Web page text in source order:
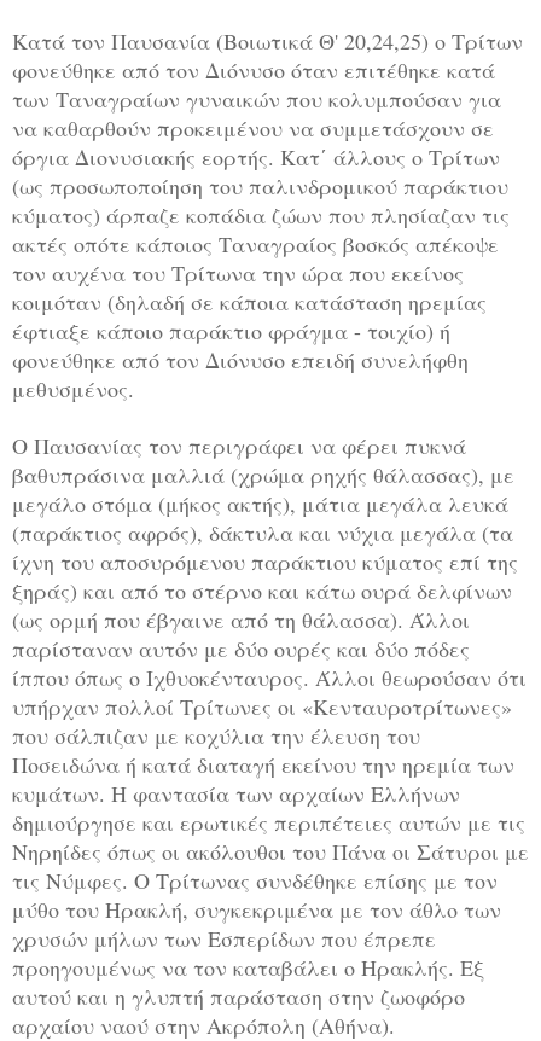
Κατά τον Παυσανία (Βοιωτικά Θ' 20,24,25) ο Τρίτων
φονεύθηκε από τον Διόνυσο όταν επιτέθηκε κατά
των Ταναγραίων γυναικών που κολυμπούσαν για
να καθαρθούν προκειμένου να συμμετάσχουν σε
όργια Διονυσιακής εορτής. Κατ΄ άλλους ο Τρίτων
(ως προσωποποίηση του παλινδρομικού παράκτιου
κύματος) άρπαζε κοπάδια ζώων που πλησίαζαν τις
ακτές οπότε κάποιος Ταναγραίος βοσκός απέκοψε
τον αυχένα του Τρίτωνα την ώρα που εκείνος
κοιμόταν (δηλαδή σε κάποια κατάσταση ηρεμίας
έφτιαξε κάποιο παράκτιο φράγμα - τοιχίο) ή
φονεύθηκε από τον Διόνυσο επειδή συνελήφθη
μεθυσμένος.
Ο Παυσανίας τον περιγράφει να φέρει πυκνά
βαθυπράσινα μαλλιά (χρώμα ρηχής θάλασσας), με
μεγάλο στόμα (μήκος ακτής), μάτια μεγάλα λευκά
(παράκτιος αφρός), δάκτυλα και νύχια μεγάλα (τα
ίχνη του αποσυρόμενου παράκτιου κύματος επί της
ξηράς) και από το στέρνο και κάτω ουρά δελφίνων
(ως ορμή που έβγαινε από τη θάλασσα). Άλλοι
παρίσταναν αυτόν με δύο ουρές και δύο πόδες
ίππου όπως ο Ιχθυοκένταυρος. Άλλοι θεωρούσαν ότι
υπήρχαν πολλοί Τρίτωνες οι «Κενταυροτρίτωνες»
που σάλπιζαν με κοχύλια την έλευση του
Ποσειδώνα ή κατά διαταγή εκείνου την ηρεμία των
κυμάτων. Η φαντασία των αρχαίων Ελλήνων
δημιούργησε και ερωτικές περιπέτειες αυτών με τις
Νηρηίδες όπως οι ακόλουθοι του Πάνα οι Σάτυροι με
τις Νύμφες. Ο Τρίτωνας συνδέθηκε επίσης με τον
μύθο του Ηρακλή, συγκεκριμένα με τον άθλο των
χρυσών μήλων των Εσπερίδων που έπρεπε
προηγουμένως να τον καταβάλει ο Ηρακλής. Εξ
αυτού και η γλυπτή παράσταση στην ζωοφόρο
αρχαίου ναού στην Ακρόπολη (Αθήνα).